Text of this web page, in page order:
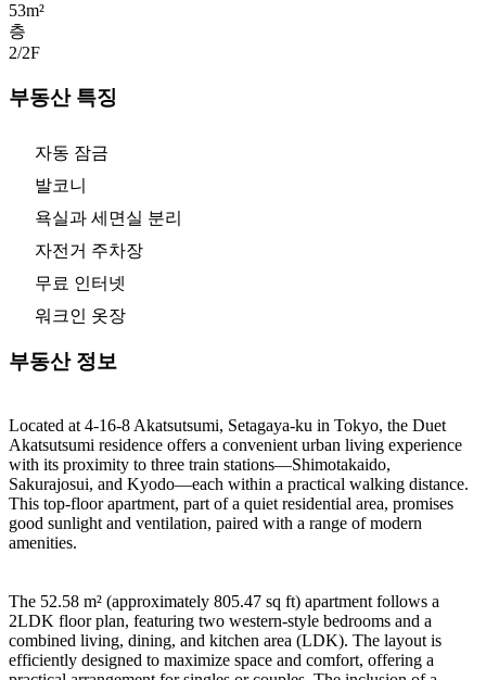
53m²
층
2/2F
부동산 특징
자동 잠금
발코니
욕실과 세면실 분리
자전거 주차장
무료 인터넷
워크인 옷장
부동산 정보
Located at 4-16-8 Akatsutsumi, Setagaya-ku in Tokyo, the Duet
Akatsutsumi residence offers a convenient urban living experience
with its proximity to three train stations—Shimotakaido,
Sakurajosui, and Kyodo—each within a practical walking distance.
This top-floor apartment, part of a quiet residential area, promises
good sunlight and ventilation, paired with a range of modern
amenities.
The 52.58 m² (approximately 805.47 sq ft) apartment follows a
2LDK floor plan, featuring two western-style bedrooms and a
combined living, dining, and kitchen area (LDK). The layout is
efficiently designed to maximize space and comfort, offering a